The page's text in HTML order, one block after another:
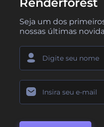
Renderforest
Seja um dos
nossas últimas